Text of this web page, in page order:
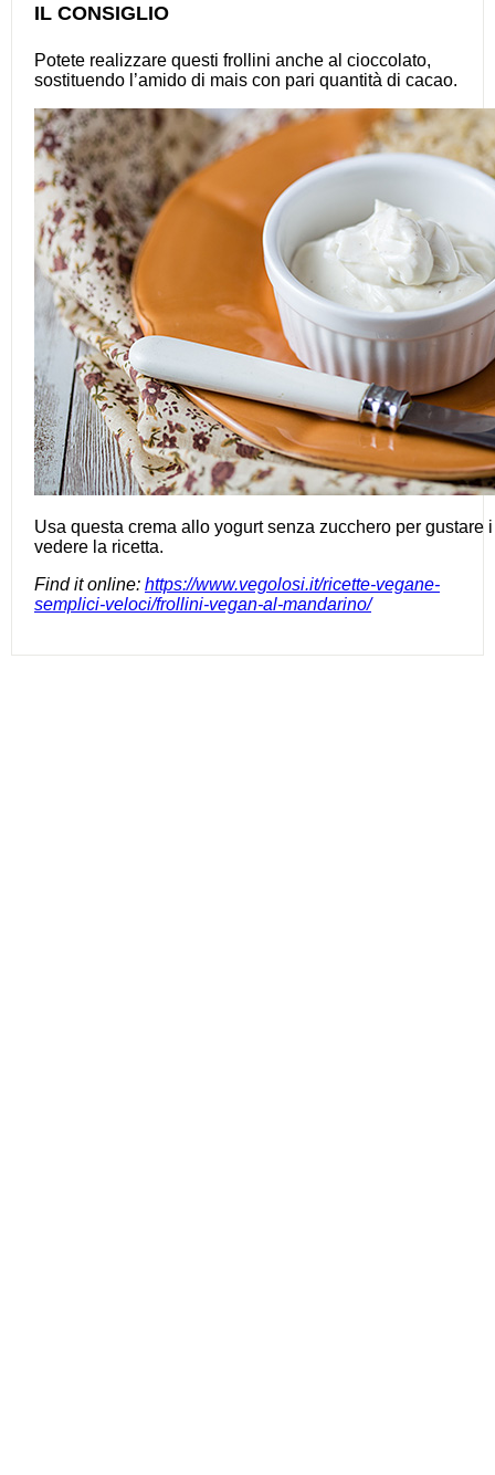
IL CONSIGLIO
Potete realizzare questi frollini anche al cioccolato,
sostituendo l’amido di mais con pari quantità di cacao.
Usa questa crema allo yogurt senza zucchero per gustare
vedere la ricetta.
Find it online: https://www.vegolosi.it/ricette-vegane-
semplici-veloci/frollini-vegan-al-mandarino/